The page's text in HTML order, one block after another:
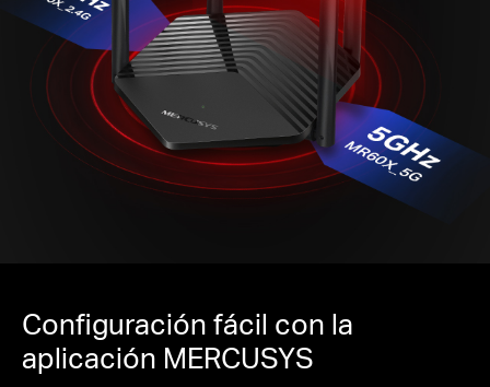
Configuración fácil con la
aplicación MERCUSYS